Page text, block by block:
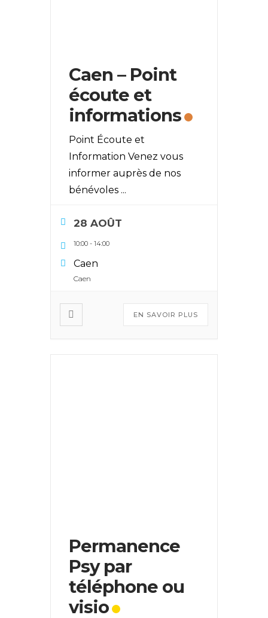
Caen – Point
écoute et
informations
Point Écoute et
Information Venez vous
informer auprès de nos
bénévoles ...
28 AOÛT
10:00 - 14:00
Caen
Caen
EN SAVOIR PLUS
Permanence
Psy par
téléphone ou
visio